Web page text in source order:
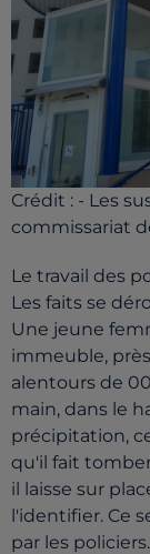
Crédit : - Les
commissariat
Le travail des
Les faits se
Une jeune
immeuble,
alentours de
main, dans le
précipitation,
qu'il fait
il laisse sur
l'identifier. Ce
par les policiers.